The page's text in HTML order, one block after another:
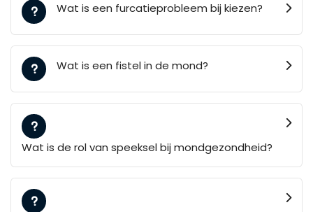
Wat is een furcatieprobleem bij kiezen?
Wat is een fistel in de mond?
Wat is de rol van speeksel bij mondgezondheid?